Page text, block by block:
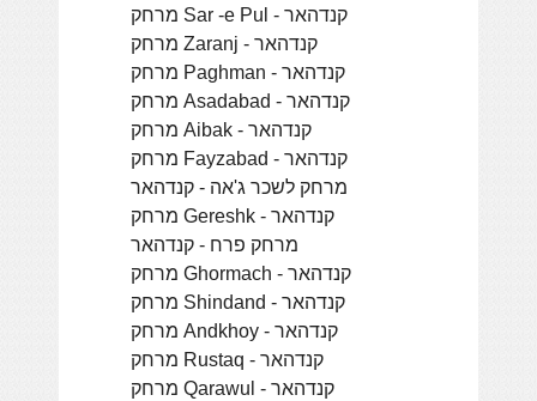
מרחק Sar -e Pul - קנדהאר
מרחק Zaranj - קנדהאר
מרחק Paghman - קנדהאר
מרחק Asadabad - קנדהאר
מרחק Aibak - קנדהאר
מרחק Fayzabad - קנדהאר
מרחק לשכר ג'אה - קנדהאר
מרחק Gereshk - קנדהאר
מרחק פרח - קנדהאר
מרחק Ghormach - קנדהאר
מרחק Shindand - קנדהאר
מרחק Andkhoy - קנדהאר
מרחק Rustaq - קנדהאר
מרחק Qarawul - קנדהאר